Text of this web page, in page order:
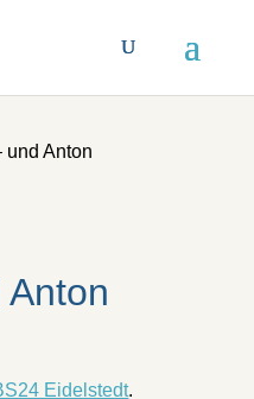
und Anton
Eidelstedt.